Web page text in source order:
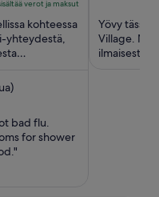
53 €
per
yö
verot ja maksut
kohteessa
yhteydestä,
bad flu.
for shower
5
Yövy tässä
Village.
ilmaisesta